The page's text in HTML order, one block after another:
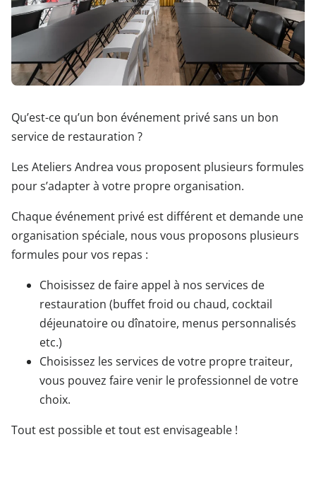
Qu’est-ce qu’un bon événement privé sans un bon
service de restauration ?
Les Ateliers Andrea vous proposent plusieurs formules
pour s’adapter à votre propre organisation.
Chaque événement privé est différent et demande une
organisation spéciale, nous vous proposons plusieurs
formules pour vos repas :
Choisissez de faire appel à nos services de
restauration (buffet froid ou chaud, cocktail
déjeunatoire ou dînatoire, menus personnalisés
etc.)
Choisissez les services de votre propre traiteur,
vous pouvez faire venir le professionnel de votre
choix.
Tout est possible et tout est envisageable !